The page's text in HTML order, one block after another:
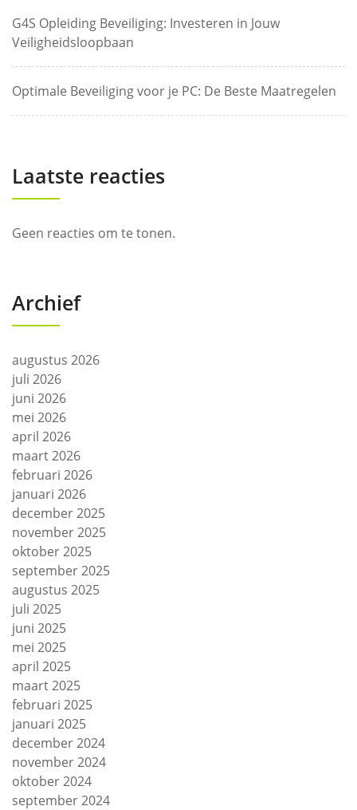
G4S Opleiding Beveiliging: Investeren in Jouw
Veiligheidsloopbaan
Optimale Beveiliging voor je PC: De Beste Maatregelen
Laatste reacties
Geen reacties om te tonen.
Archief
augustus 2026
juli 2026
juni 2026
mei 2026
april 2026
maart 2026
februari 2026
januari 2026
december 2025
november 2025
oktober 2025
september 2025
augustus 2025
juli 2025
juni 2025
mei 2025
april 2025
maart 2025
februari 2025
januari 2025
december 2024
november 2024
oktober 2024
september 2024